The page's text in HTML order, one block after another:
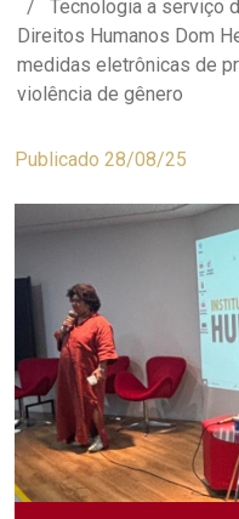
Tecnologia a serviço
Direitos Humanos Dom
medidas eletrônicas de
violência de gênero
Publicado 28/08/25